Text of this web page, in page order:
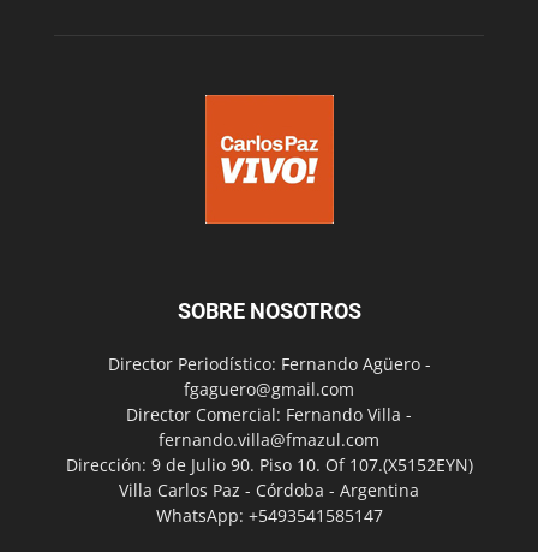
SOBRE NOSOTROS
Director Periodístico: Fernando Agüero -
fgaguero@gmail.com
Director Comercial: Fernando Villa -
fernando.villa@fmazul.com
Dirección: 9 de Julio 90. Piso 10. Of 107.(X5152EYN)
Villa Carlos Paz - Córdoba - Argentina
WhatsApp: +5493541585147